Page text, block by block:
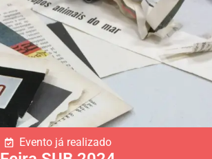
Evento já realizado